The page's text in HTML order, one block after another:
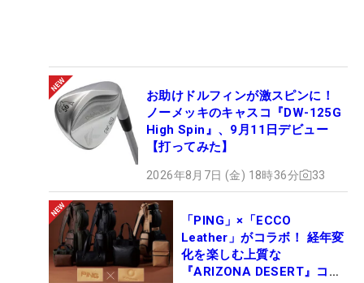
お助けドルフィンが激スピンに！
ノーメッキのキャスコ『DW-125G
High Spin』、9月11日デビュー
【打ってみた】
2026年8月7日 (金) 18時36分 33
「PING」×「ECCO
Leather」がコラボ！ 経年変
化を楽しむ上質な
『ARIZONA DESERT』コレ